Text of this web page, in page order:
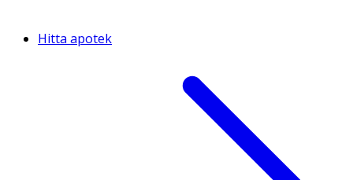
Hitta apotek